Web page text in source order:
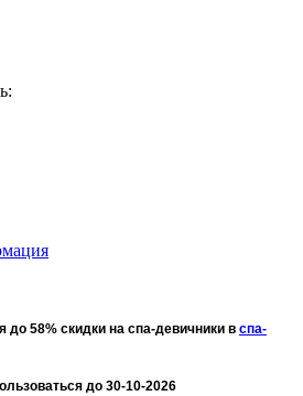
до 58% скидки на спа-девичники в спа-
до 30-10-2026